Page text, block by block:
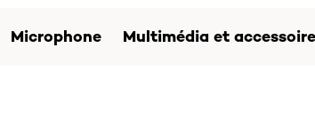
Microphone Multimédia et